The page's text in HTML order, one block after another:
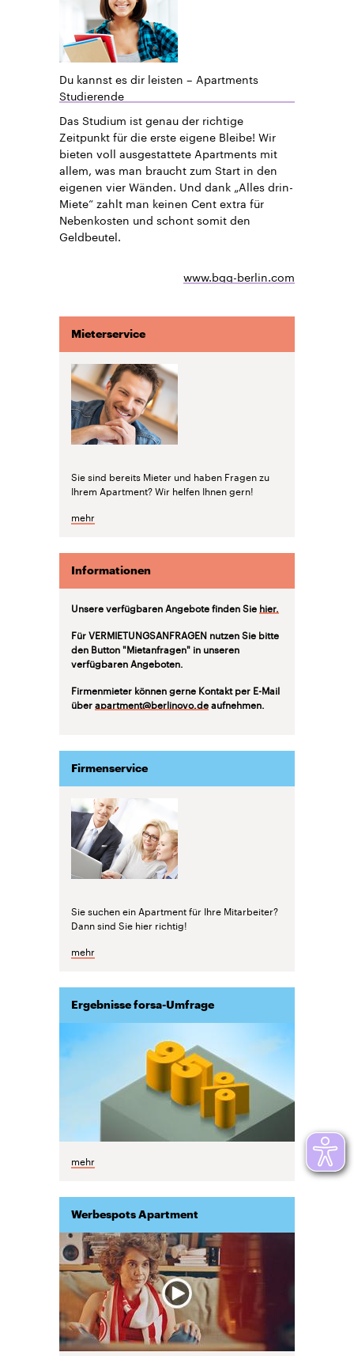
Du kannst es dir leisten – Apartments
Studierende
Das Studium ist genau der richtige
Zeitpunkt für die erste eigene Bleibe! Wir
bieten voll ausgestattete Apartments mit
allem, was man braucht zum Start in den
eigenen vier Wänden. Und dank „Alles drin-
Miete“ zahlt man keinen Cent extra für
Nebenkosten und schont somit den
Geldbeutel.
www.bgg-berlin.com
Mieterservice
Sie sind bereits Mieter und haben Fragen zu
Ihrem Apartment? Wir helfen Ihnen gern!
mehr
Informationen
Unsere verfügbaren Angebote finden Sie hier.
Für VERMIETUNGSANFRAGEN nutzen Sie bitte
den Button "Mietanfragen" in unseren
verfügbaren Angeboten.
Firmenmieter können gerne Kontakt per E-Mail
überapartment@berlinovo.deaufnehmen.
Firmenservice
Sie suchen ein Apartment für Ihre Mitarbeiter?
Dann sind Sie hier richtig!
mehr
Ergebnisse forsa-Umfrage
mehr
Werbespots Apartment